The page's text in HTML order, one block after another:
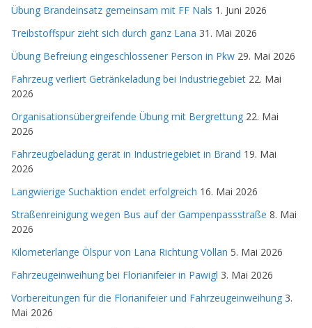
Übung Brandeinsatz gemeinsam mit FF Nals 1. Juni 2026
Treibstoffspur zieht sich durch ganz Lana 31. Mai 2026
Übung Befreiung eingeschlossener Person in Pkw 29. Mai 2026
Fahrzeug verliert Getränkeladung bei Industriegebiet 22. Mai
2026
Organisationsübergreifende Übung mit Bergrettung 22. Mai
2026
Fahrzeugbeladung gerät in Industriegebiet in Brand 19. Mai
2026
Langwierige Suchaktion endet erfolgreich 16. Mai 2026
Straßenreinigung wegen Bus auf der Gampenpassstraße 8. Mai
2026
Kilometerlange Ölspur von Lana Richtung Völlan 5. Mai 2026
Fahrzeugeinweihung bei Florianifeier in Pawigl 3. Mai 2026
Vorbereitungen für die Florianifeier und Fahrzeugeinweihung 3.
Mai 2026